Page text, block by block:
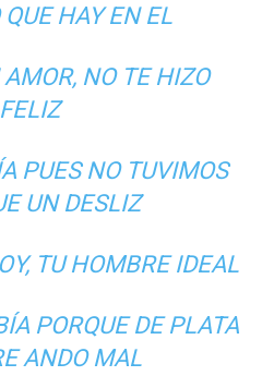
HAY EN EL
NO TE HIZO
FELIZ
PUES NO TUVIMOS
UN DESLIZ
TU HOMBRE IDEAL
PORQUE DE PLATA
ANDO MAL